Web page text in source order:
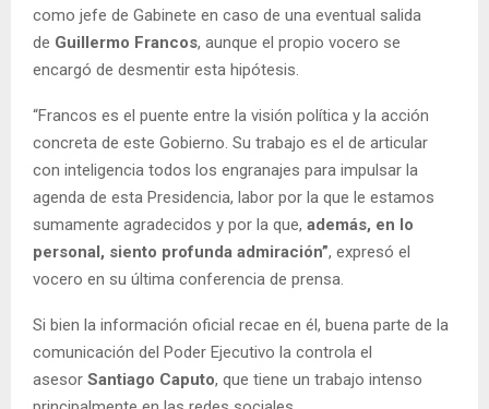
como jefe de Gabinete en caso de una eventual salida
de Guillermo Francos, aunque el propio vocero se
encargó de desmentir esta hipótesis.
“Francos es el puente entre la visión política y la acción
concreta de este Gobierno. Su trabajo es el de articular
con inteligencia todos los engranajes para impulsar la
agenda de esta Presidencia, labor por la que le estamos
sumamente agradecidos y por la que, además, en lo
personal, siento profunda admiración”, expresó el
vocero en su última conferencia de prensa.
Si bien la información oficial recae en él, buena parte de la
comunicación del Poder Ejecutivo la controla el
asesor Santiago Caputo, que tiene un trabajo intenso